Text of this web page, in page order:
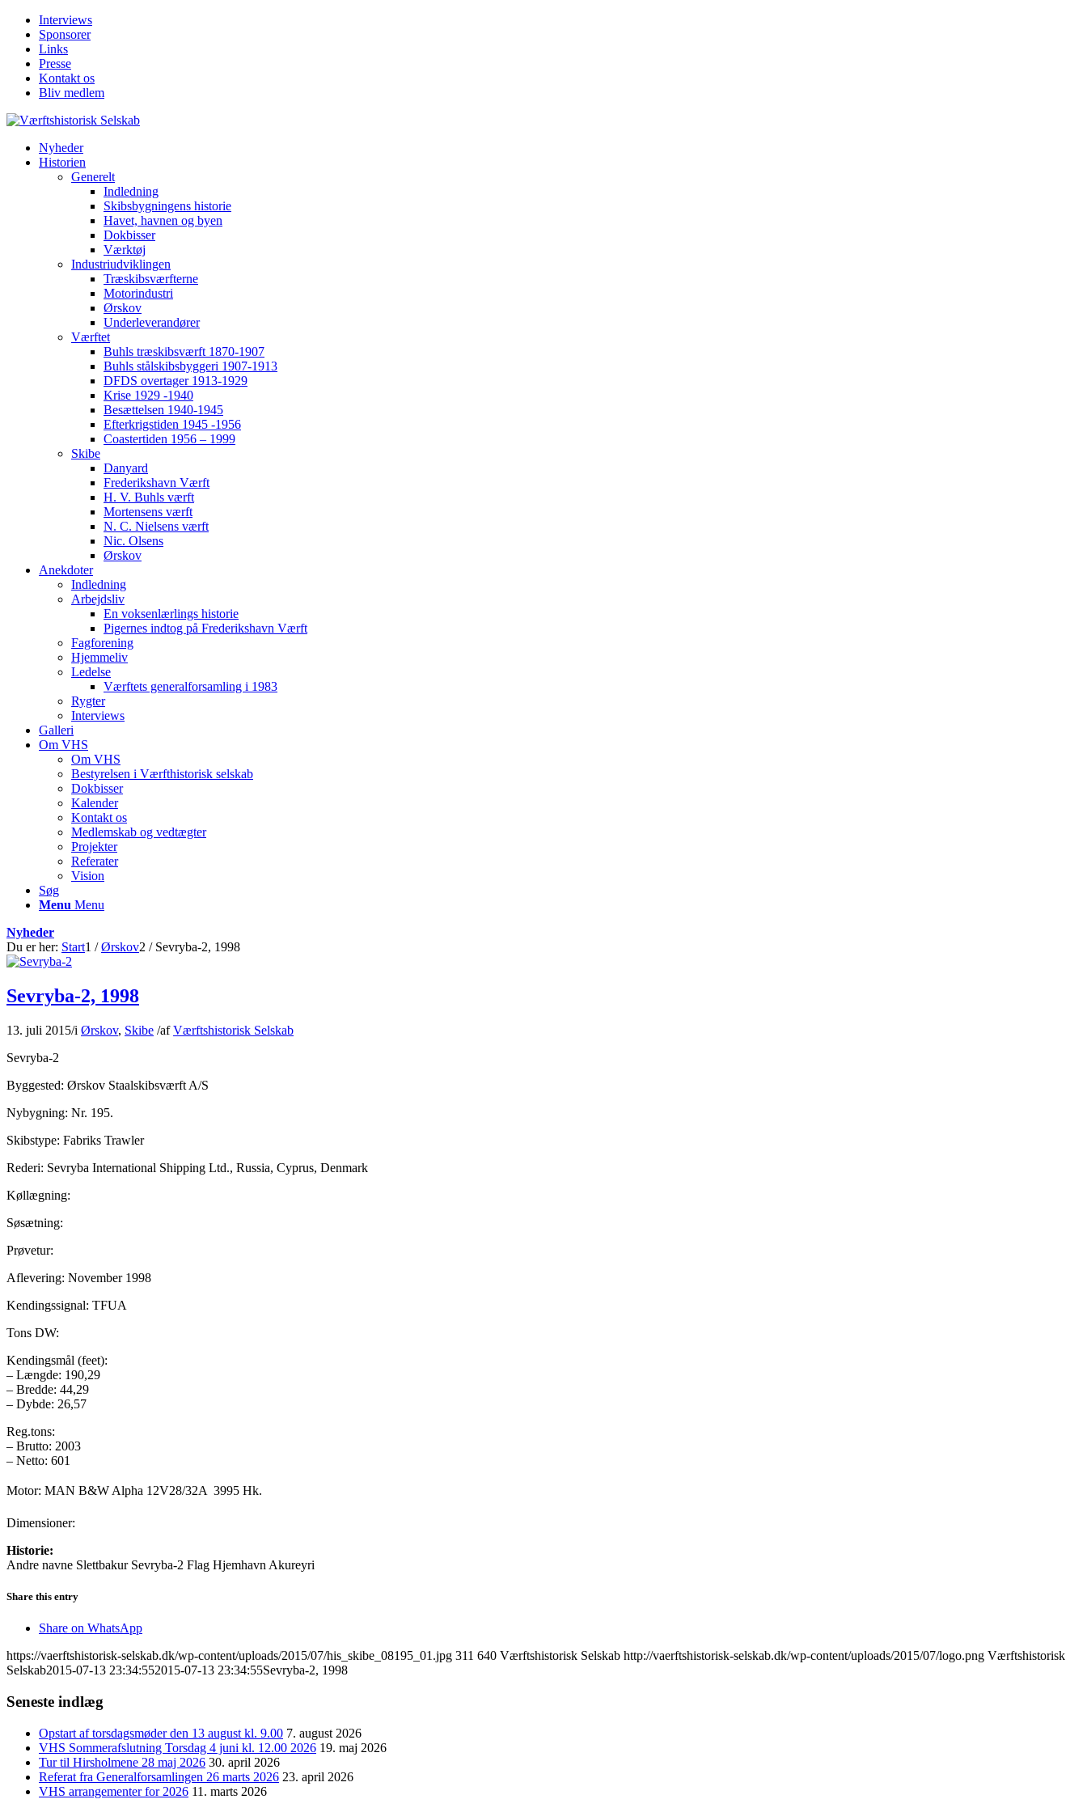
Interviews
Sponsorer
Links
Presse
Kontakt os
Bliv medlem
Nyheder
Historien
Generelt
Indledning
Skibsbygningens historie
Havet, havnen og byen
Dokbisser
Værktøj
Industriudviklingen
Træskibsværfterne
Motorindustri
Ørskov
Underleverandører
Værftet
Buhls træskibsværft 1870-1907
Buhls stålskibsbyggeri 1907-1913
DFDS overtager 1913-1929
Krise 1929 -1940
Besættelsen 1940-1945
Efterkrigstiden 1945 -1956
Coastertiden 1956 – 1999
Skibe
Danyard
Frederikshavn Værft
H. V. Buhls værft
Mortensens værft
N. C. Nielsens værft
Nic. Olsens
Ørskov
Anekdoter
Indledning
Arbejdsliv
En voksenlærlings historie
Pigernes indtog på Frederikshavn Værft
Fagforening
Hjemmeliv
Ledelse
Værftets generalforsamling i 1983
Rygter
Interviews
Galleri
Om VHS
Om VHS
Bestyrelsen i Værfthistorisk selskab
Dokbisser
Kalender
Kontakt os
Medlemskab og vedtægter
Projekter
Referater
Vision
Søg
Menu Menu
Nyheder
Du er her: Start1 / Ørskov2 / Sevryba-2, 1998
Sevryba-2, 1998
13. juli 2015/i Ørskov, Skibe /afVærftshistorisk Selskab
Sevryba-2
Byggested: Ørskov Staalskibsværft A/S
Nybygning: Nr. 195.
Skibstype: Fabriks Trawler
Rederi: Sevryba International Shipping Ltd., Russia, Cyprus, Denmark
Køllægning:
Søsætning:
Prøvetur:
Aflevering: November 1998
Kendingssignal: TFUA
Tons DW:
Kendingsmål (feet):
– Længde: 190,29
– Bredde: 44,29
– Dybde: 26,57
Reg.tons:
– Brutto: 2003
– Netto: 601
Motor: MAN B&W Alpha 12V28/32A  3995 Hk.
Dimensioner:
Historie:
Andre navne Slettbakur Sevryba-2 Flag Hjemhavn Akureyri
Share this entry
Share on WhatsApp
https://vaerftshistorisk-selskab.dk/wp-content/uploads/2015/07/his_skibe_08195_01.jpg 311 640 Værftshistorisk Selskab http://vaerftshistorisk-selskab.dk/wp-content/uploads/2015/07/logo.png Værftshistorisk
Selskab2015-07-13 23:34:552015-07-13 23:34:55Sevryba-2, 1998
Seneste indlæg
Opstart af torsdagsmøder den 13 august kl. 9.00 7. august 2026
VHS Sommerafslutning Torsdag 4 juni kl. 12.00 2026 19. maj 2026
Tur til Hirsholmene 28 maj 2026 30. april 2026
Referat fra Generalforsamlingen 26 marts 2026 23. april 2026
VHS arrangementer for 2026 11. marts 2026